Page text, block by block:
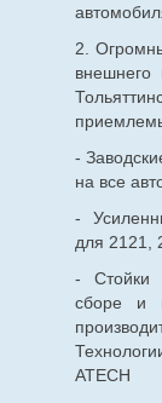
2.
внешнего
-
на все
-
для 2121,
- Стойки
сборе и
ATECH